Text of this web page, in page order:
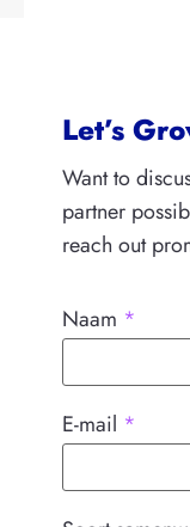
Let’s
Want to
partner
reach out
Naam *
E-mail *